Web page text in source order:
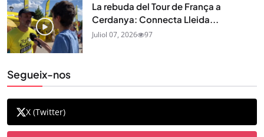
La rebuda del Tour de França a
Cerdanya: Connecta Lleida...
Juliol 07, 2026 97
Segueix-nos
X (Twitter)